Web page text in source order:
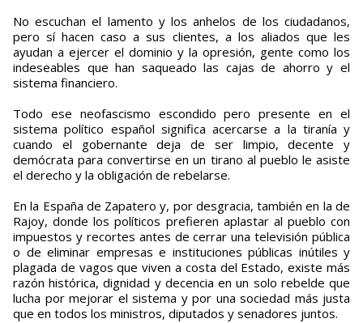
No escuchan el lamento y los anhelos de los ciudadanos,
pero sí hacen caso a sus clientes, a los aliados que les
ayudan a ejercer el dominio y la opresión, gente como los
indeseables que han saqueado las cajas de ahorro y el
sistema financiero.
Todo ese neofascismo escondido pero presente en el
sistema político español significa acercarse a la tiranía y
cuando el gobernante deja de ser limpio, decente y
demócrata para convertirse en un tirano al pueblo le asiste
el derecho y la obligación de rebelarse.
En la España de Zapatero y, por desgracia, también en la de
Rajoy, donde los políticos prefieren aplastar al pueblo con
impuestos y recortes antes de cerrar una televisión pública
o de eliminar empresas e instituciones públicas inútiles y
plagada de vagos que viven a costa del Estado, existe más
razón histórica, dignidad y decencia en un solo rebelde que
lucha por mejorar el sistema y por una sociedad más justa
que en todos los ministros, diputados y senadores juntos.